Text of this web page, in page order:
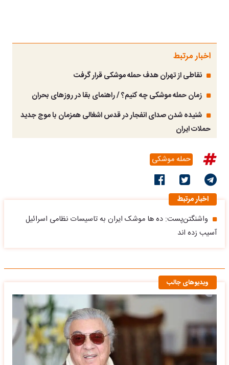
اخبار مرتبط
نقاطی از تهران هدف حمله موشکی قرار گرفت
زمان حمله موشکی چه کنیم؟ / راهنمای بقا در روزهای بحران
شنیده شدن صدای انفجار در قدس اشغالی همزمان با موج جدید
حملات ایران
حمله موشکی
اخبار مرتبط
واشنگتن‌پست: ده ها موشک ایران به تاسیسات نظامی اسرائیل
آسیب زده‌ اند
ویدیوهای جالب